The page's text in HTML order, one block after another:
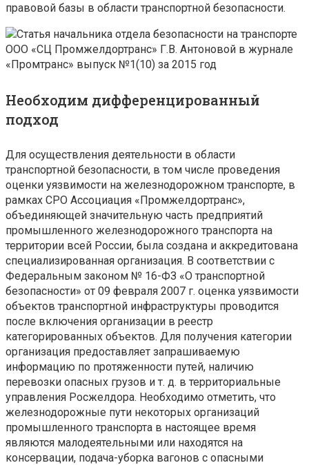
правовой базы в области транспортной безопасности.
Необходим дифференцированный
подход
Для осуществления деятельности в области
транспортной безопасности, в том числе проведения
оценки уязвимости на железнодорожном транспорте, в
рамках СРО Ассоциация «Промжелдортранс»,
объединяющей значительную часть предприятий
промышленного железнодорожного транспорта на
территории всей России, была создана и аккредитована
специализированная организация. В соответствии с
Федеральным законом № 16-ФЗ «О транспортной
безопасности» от 09 февраля 2007 г. оценка уязвимости
объектов транспортной инфраструктуры проводится
после включения организации в реестр
категорированных объектов. Для получения категории
организация предоставляет запрашиваемую
информацию по протяженности путей, наличию
перевозки опасных грузов и т. д. в территориальные
управления Росжелдора. Необходимо отметить, что
железнодорожные пути некоторых организаций
промышленного транспорта в настоящее время
являются малодеятельными или находятся на
консервации, подача-уборка вагонов с опасными